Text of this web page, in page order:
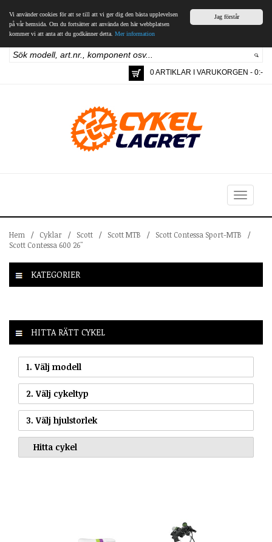
Jag förstår
Vi använder cookies för att se till att vi ger dig den bästa upplevelsen
på vår hemsida. Om du fortsätter att använda den här webbplatsen
kommer vi att anta att du godkänner detta. Mer information
0 ARTIKLAR I VARUKORGEN - 0:-
Toggle
navigation
Hem / Cyklar / Scott / Scott MTB / Scott Contessa Sport-MTB
/
Scott Contessa 600 26"
KATEGORIER
HITTA RÄTT CYKEL
1. Välj modell
2. Välj cykeltyp
3. Välj hjulstorlek